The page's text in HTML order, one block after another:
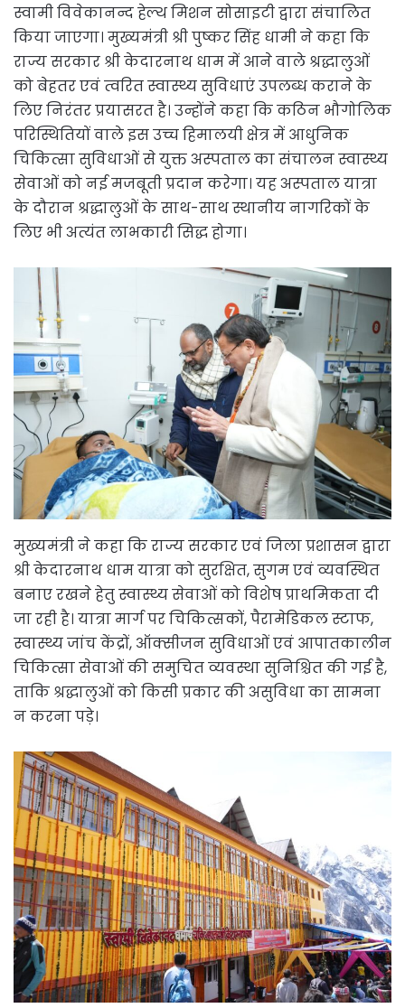
स्वामी विवेकानन्द हेल्थ मिशन सोसाइटी द्वारा संचालित
किया जाएगा। मुख्यमंत्री श्री पुष्कर सिंह धामी ने कहा कि
राज्य सरकार श्री केदारनाथ धाम में आने वाले श्रद्धालुओं
को बेहतर एवं त्वरित स्वास्थ्य सुविधाएं उपलब्ध कराने के
लिए निरंतर प्रयासरत है। उन्होंने कहा कि कठिन भौगोलिक
परिस्थितियों वाले इस उच्च हिमालयी क्षेत्र में आधुनिक
चिकित्सा सुविधाओं से युक्त अस्पताल का संचालन स्वास्थ्य
सेवाओं को नई मजबूती प्रदान करेगा। यह अस्पताल यात्रा
के दौरान श्रद्धालुओं के साथ-साथ स्थानीय नागरिकों के
लिए भी अत्यंत लाभकारी सिद्ध होगा।
मुख्यमंत्री ने कहा कि राज्य सरकार एवं जिला प्रशासन द्वारा
श्री केदारनाथ धाम यात्रा को सुरक्षित, सुगम एवं व्यवस्थित
बनाए रखने हेतु स्वास्थ्य सेवाओं को विशेष प्राथमिकता दी
जा रही है। यात्रा मार्ग पर चिकित्सकों, पैरामेडिकल स्टाफ,
स्वास्थ्य जांच केंद्रों, ऑक्सीजन सुविधाओं एवं आपातकालीन
चिकित्सा सेवाओं की समुचित व्यवस्था सुनिश्चित की गई है,
ताकि श्रद्धालुओं को किसी प्रकार की असुविधा का सामना
न करना पड़े।